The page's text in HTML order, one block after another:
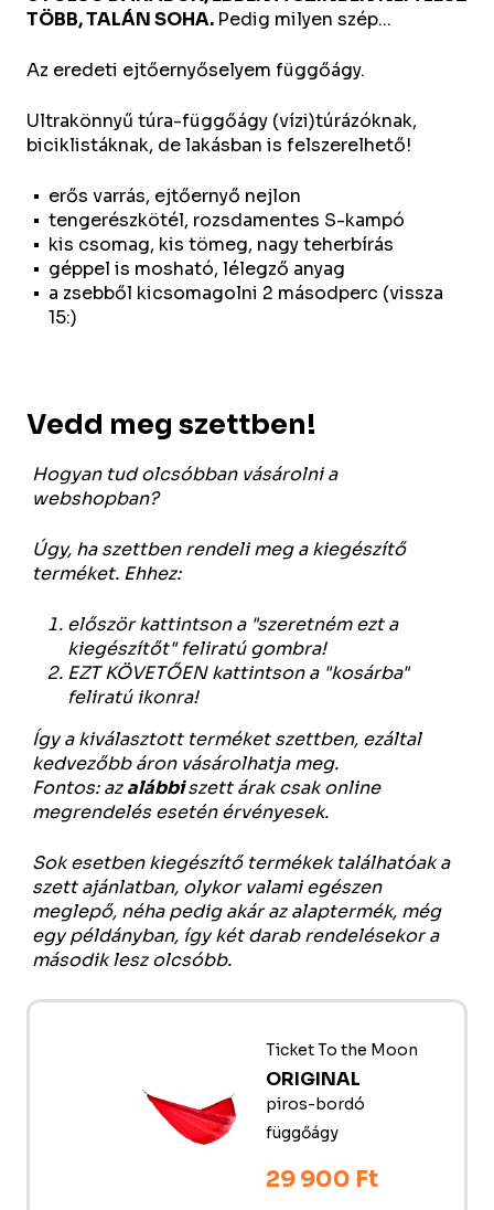
TÖBB, TALÁN SOHA. Pedig milyen szép...
Az eredeti ejtőernyőselyem függőágy.
Ultrakönnyű túra-függőágy (vízi)túrázóknak,
biciklistáknak, de lakásban is felszerelhető!
erős varrás, ejtőernyő nejlon
tengerészkötél, rozsdamentes S-kampó
kis csomag, kis tömeg, nagy teherbírás
géppel is mosható, lélegző anyag
a zsebből kicsomagolni 2 másodperc (vissza
15:)
Vedd meg szettben!
Hogyan tud olcsóbban vásárolni a
webshopban?
Úgy, ha szettben rendeli meg a kiegészítő
terméket. Ehhez:
először kattintson a "szeretném ezt a
kiegészítőt" feliratú gombra!
EZT KÖVETŐEN kattintson a "kosárba"
feliratú ikonra!
Így a kiválasztott terméket szettben, ezáltal
kedvezőbb áron vásárolhatja meg.
Fontos: azalábbiszett árak csak online
megrendelés esetén érvényesek.
Sok esetben kiegészítő termékek találhatóak a
szett ajánlatban, olykor valami egészen
meglepő, néha pedig akár az alaptermék, még
egy példányban, így két darab rendelésekor a
második lesz olcsóbb.
Ticket To the Moon
ORIGINAL
piros-bordó
függőágy
29 900 Ft